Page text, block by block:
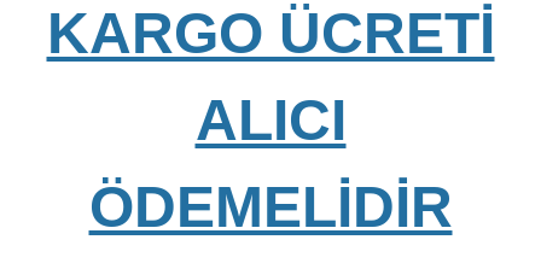
KARGO ÜCRETİ
ALICI
ÖDEMELİDİR